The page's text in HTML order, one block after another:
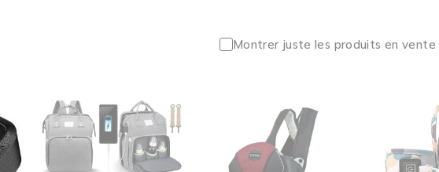
Montrer juste les produits en vente